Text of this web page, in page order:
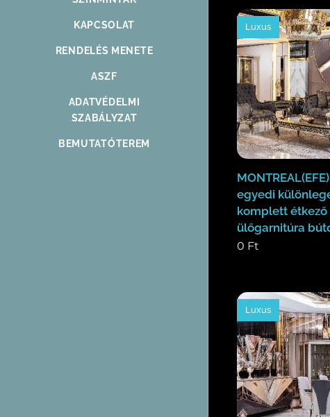
KAPCSOLAT
RENDELÉS MENETE
ASZF
ADATVÉDELMI
SZABÁLYZAT
BEMUTATÓTEREM
egyedi
komplett étkező
ülőgarnitúra
Luxus
0 Ft
Luxus